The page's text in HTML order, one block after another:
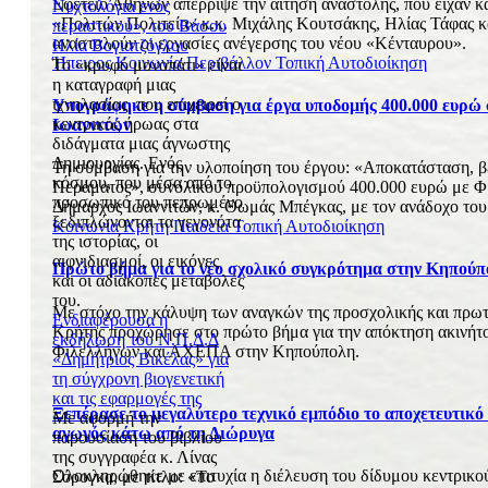
«Πολιτών Πολιτεία» κ.κ. Μιχάλης Κουτσάκης, Ηλίας Τάφας
ανασταλούν οι εργασίες ανέγερσης του νέου «Κένταυρου».
ΉπειροςΚοινωνίαΠεριβάλλον Τοπική Αυτοδιοίκηση
Υπογράφηκε η σύμβαση για έργα υποδομής 400.000
Ιωαννιτών
Τη σύμβαση για την υλοποίηση του έργου: «Αποκατάσταση,
Περάματος», συνολικού προϋπολογισμού 400.000 ευρώ με
Δήμαρχος Ιωαννιτών, κ. Θωμάς Μπέγκας, με τον ανάδοχο
ΚοινωνίαΚρήτηΠαιδείαΤοπική Αυτοδιοίκηση
Πρώτο βήμα για το νέο σχολικό συγκρότημα στην
Με στόχο την κάλυψη των αναγκών της προσχολικής και
Κρήτης προχώρησε στο πρώτο βήμα για την απόκτηση
Φιλελλήνων και ΑΧΕΠΑ στην Κηπούπολη.
Ξεπέρασε το μεγαλύτερο τεχνικό εμπόδιο το
αγωγός κάτω από τη Διώρυγα
Ολοκληρώθηκε με επιτυχία η διέλευση του δίδυμου
Νυχτολόγια ενός
περαστικού», του Βάσου
Ηλία Βογιατζόγλου
Το «κρυφό μονοπάτι» είναι
η καταγραφή μιας
ιχνηλασίας, που επιχειρεί ο
κεντρικός ήρωας στα
διδάγματα μιας άγνωστης
Δημιουργίας. Ενός
κόσμου, που μέσα από το
προσωπικό του πεπρωμένο
ξεδιπλώνονται τα γεγονότα
της ιστορίας, οι
αιφνιδιασμοί, οι εικόνες
και οι αδιάκοπες μεταβολές
του.
Ενδιαφέρουσα η
εκδήλωση του Ν.Π.Δ.Δ
«Δημήτριος Βικέλας» για
τη σύγχρονη βιογενετική
και τις εφαρμογές της
Με αφορμή την
παρουσίαση του βιβλίου
της συγγραφέα κ. Λίνας
Σόρογκα, με τίτλο: «Το